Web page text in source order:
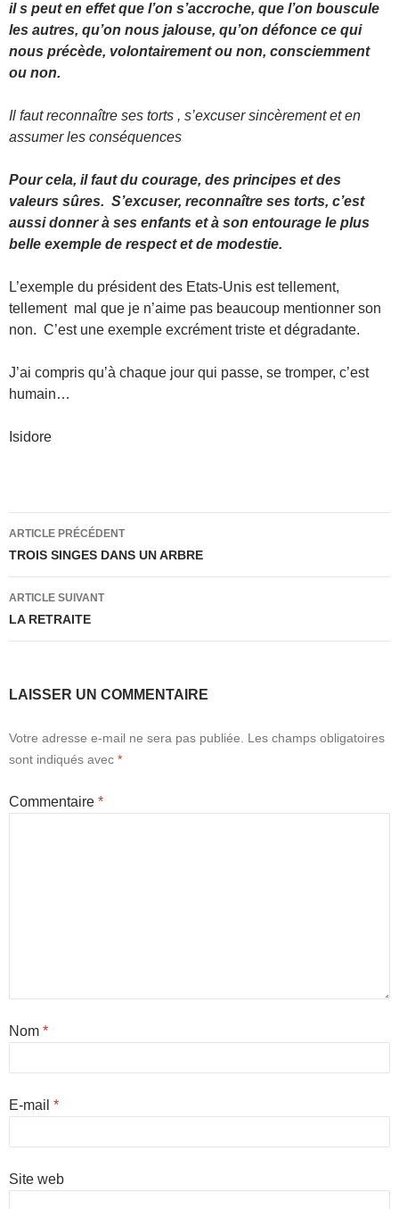
il s peut en effet que l’on s’accroche, que l’on bouscule
les autres, qu’on nous jalouse, qu’on défonce ce qui
nous précède, volontairement ou non, consciemment
ou non.
Il faut reconnaître ses torts , s’excuser sincèrement et en
assumer les conséquences
Pour cela, il faut du courage, des principes et des
valeurs sûres. S’excuser, reconnaître ses torts, c’est
aussi donner à ses enfants et à son entourage le plus
belle exemple de respect et de modestie.
L’exemple du président des Etats-Unis est tellement,
tellement mal que je n’aime pas beaucoup mentionner son
non. C’est une exemple excrément triste et dégradante.
J’ai compris qu’à chaque jour qui passe, se tromper, c’est
humain…
Isidore
Navigation
des
articles
ARTICLE PRÉCÉDENT
TROIS SINGES DANS UN ARBRE
ARTICLE SUIVANT
LA RETRAITE
LAISSER UN COMMENTAIRE
Votre adresse e-mail ne sera pas publiée.
Les champs obligatoires
sont indiqués avec *
Commentaire *
Nom *
E-mail *
Site web